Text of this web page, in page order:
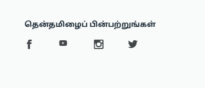
தென்தமிழைப் பின்பற்றுங்கள்